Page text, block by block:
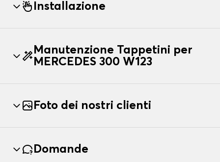
Installazione
Manutenzione Tappetini per
MERCEDES 300 W123
Foto dei nostri clienti
Domande